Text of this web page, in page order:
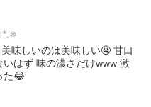
味しいのは美味しい🤤 甘口
はず 味の濃さだけwww 激
た😂